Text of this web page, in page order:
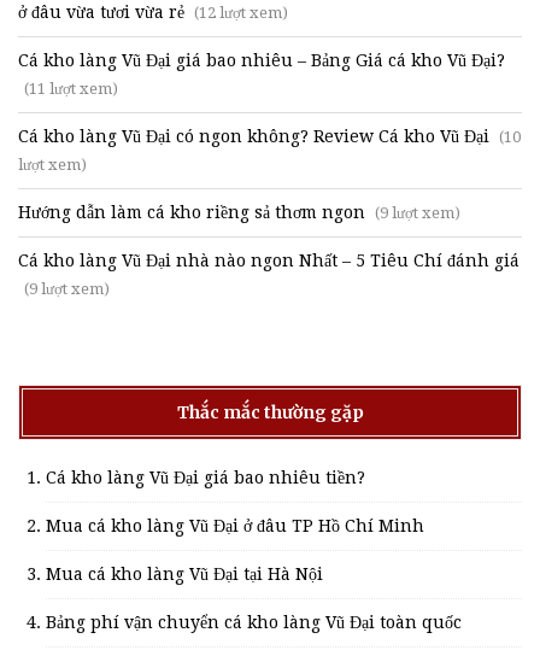
ở đâu vừa tươi vừa rẻ (12 lượt xem)
Cá kho làng Vũ Đại giá bao nhiêu – Bảng Giá cá kho Vũ Đại?
(11 lượt xem)
Cá kho làng Vũ Đại có ngon không? Review Cá kho Vũ Đại (10
lượt xem)
Hướng dẫn làm cá kho riềng sả thơm ngon (9 lượt xem)
Cá kho làng Vũ Đại nhà nào ngon Nhất – 5 Tiêu Chí đánh giá
(9 lượt xem)
Thắc mắc thường gặp
Cá kho làng Vũ Đại giá bao nhiêu tiền?
Mua cá kho làng Vũ Đại ở đâu TP Hồ Chí Minh
Mua cá kho làng Vũ Đại tại Hà Nội
Bảng phí vận chuyển cá kho làng Vũ Đại toàn quốc